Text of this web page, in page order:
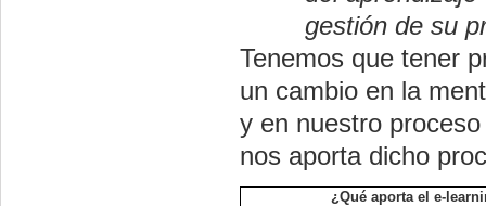
gestión de su
Tenemos que tener
un cambio en la
y en nuestro
nos aporta dicho
¿Qué aporta el e-